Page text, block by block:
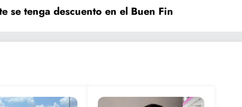
se tenga descuento en el Buen Fin